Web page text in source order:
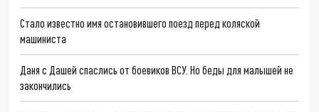
Стало известно имя остановившего поезд перед коляской
машиниста
Даня с Дашей спаслись от боевиков ВСУ. Но беды для малышей не
закончились